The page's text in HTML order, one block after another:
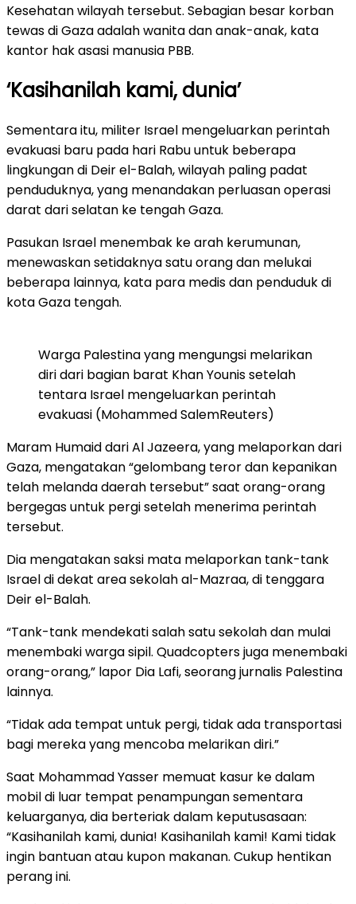
Kesehatan wilayah tersebut. Sebagian besar korban
tewas di Gaza adalah wanita dan anak-anak, kata
kantor hak asasi manusia PBB.
‘Kasihanilah kami, dunia’
Sementara itu, militer Israel mengeluarkan perintah
evakuasi baru pada hari Rabu untuk beberapa
lingkungan di Deir el-Balah, wilayah paling padat
penduduknya, yang menandakan perluasan operasi
darat dari selatan ke tengah Gaza.
Pasukan Israel menembak ke arah kerumunan,
menewaskan setidaknya satu orang dan melukai
beberapa lainnya, kata para medis dan penduduk di
kota Gaza tengah.
Warga Palestina yang mengungsi melarikan
diri dari bagian barat Khan Younis setelah
tentara Israel mengeluarkan perintah
evakuasi (Mohammed SalemReuters)
Maram Humaid dari Al Jazeera, yang melaporkan dari
Gaza, mengatakan “gelombang teror dan kepanikan
telah melanda daerah tersebut” saat orang-orang
bergegas untuk pergi setelah menerima perintah
tersebut.
Dia mengatakan saksi mata melaporkan tank-tank
Israel di dekat area sekolah al-Mazraa, di tenggara
Deir el-Balah.
“Tank-tank mendekati salah satu sekolah dan mulai
menembaki warga sipil. Quadcopters juga menembaki
orang-orang,” lapor Dia Lafi, seorang jurnalis Palestina
lainnya.
“Tidak ada tempat untuk pergi, tidak ada transportasi
bagi mereka yang mencoba melarikan diri.”
Saat Mohammad Yasser memuat kasur ke dalam
mobil di luar tempat penampungan sementara
keluarganya, dia berteriak dalam keputusasaan:
“Kasihanilah kami, dunia! Kasihanilah kami! Kami tidak
ingin bantuan atau kupon makanan. Cukup hentikan
perang ini.